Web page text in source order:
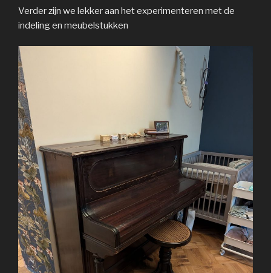
Verder zijn we lekker aan het experimenteren met de
indeling en meubelstukken